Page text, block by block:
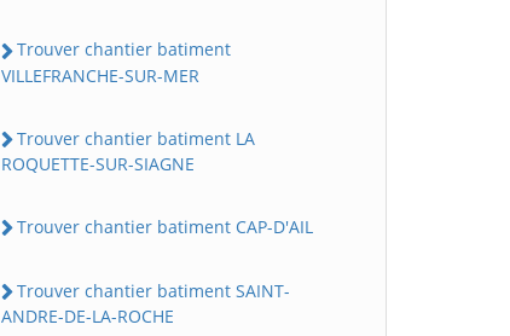
Trouver chantier batiment
VILLEFRANCHE-SUR-MER
Trouver chantier batiment LA
ROQUETTE-SUR-SIAGNE
Trouver chantier batiment CAP-D'AIL
Trouver chantier batiment SAINT-
ANDRE-DE-LA-ROCHE